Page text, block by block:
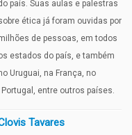
país. Suas aulas e palestras
ética já foram ouvidas por
de pessoas, em todos
estados do país, e também
Uruguai, na França, no
entre outros países.
Tavares